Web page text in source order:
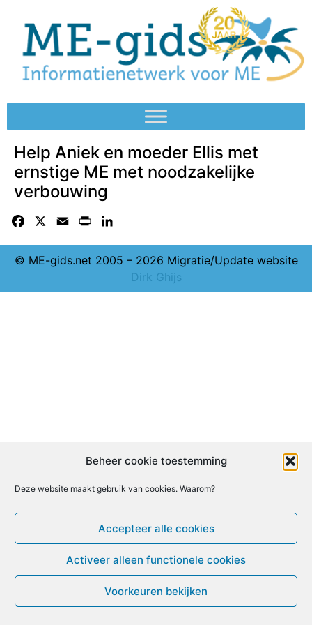
Beheer cookie toestemming
Deze website maakt gebruik van cookies. Waarom?
Accepteer alle cookies
Activeer alleen functionele cookies
Voorkeuren bekijken
Help Aniek en moeder Ellis met
ernstige ME met noodzakelijke
verbouwing
Facebook Email Print
© ME-gids.net 2005 – 2026 Migratie/Update website
Dirk Ghijs